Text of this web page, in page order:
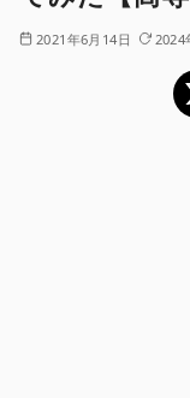
2021年6月14日 2024